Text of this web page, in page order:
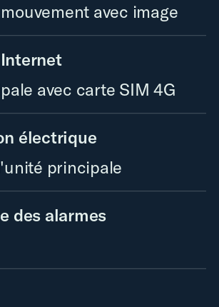
avec image
avec carte SIM 4G
électrique
principale
des alarmes